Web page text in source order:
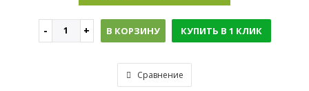
В КОРЗИНУ КУПИТЬ В 1 КЛИК
Сравнение